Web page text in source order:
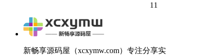
11
新畅享源码屋（xcxymw.com）专注分享实